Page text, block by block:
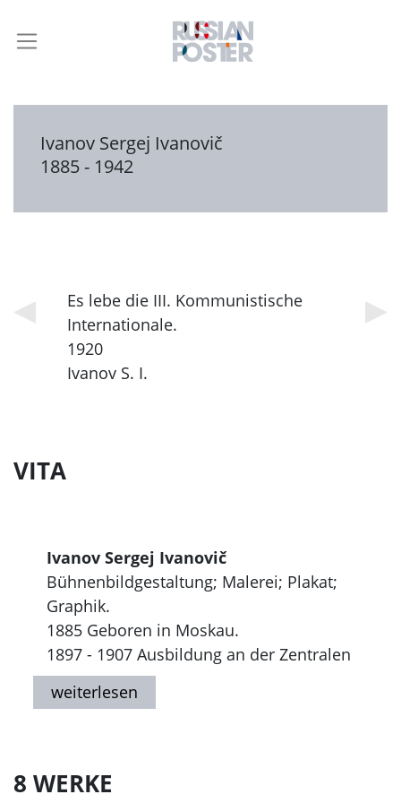
Ivanov Sergej Ivanovič
1885 - 1942
Es lebe die III. Kommunistische
Internationale.
1920
Ivanov S. I.
VITA
Ivanov Sergej Ivanovič
Bühnenbildgestaltung; Malerei; Plakat;
Graphik.
1885 Geboren in Moskau.
1897 - 1907 Ausbildung an der Zentralen
künstlerisch-industriellen Stroganov-
Lehranstalt.
Baukunst (MUŽVZ) bei K. Korovin;
8 WERKE